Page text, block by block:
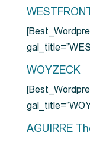
WOYZECK
AGUIRRE